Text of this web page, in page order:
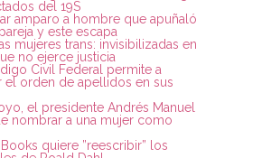
del 19S
amparo a hombre que apuñaló
y este escapa
mujeres trans: invisibilizadas en
no ejerce justicia
Civil Federal permite a
el orden de apellidos en sus
el presidente Andrés Manuel
nombrar a una mujer como
quiere ”reescribir” los